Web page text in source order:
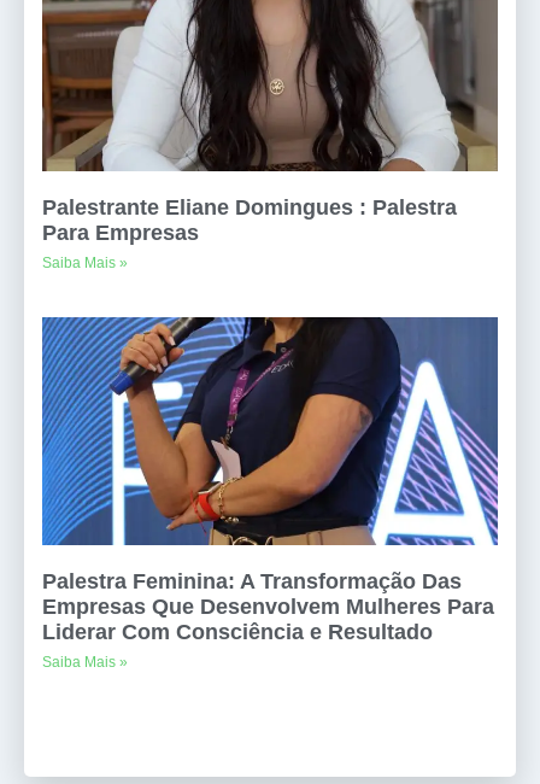
Palestrante Eliane Domingues : Palestra
Para Empresas
Saiba Mais »
Palestra Feminina: A Transformação Das
Empresas Que Desenvolvem Mulheres Para
Liderar Com Consciência e Resultado
Saiba Mais »